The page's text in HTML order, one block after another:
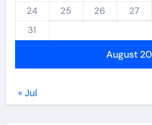
August
24
25 26 27
31
« Jul